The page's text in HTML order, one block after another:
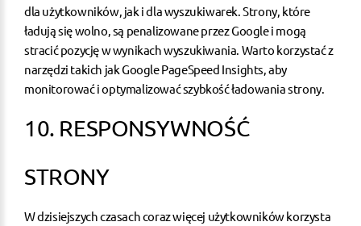
dla użytkowników, jak i dla wyszukiwarek. Strony, które
ładują się wolno, są penalizowane przez Google i mogą
stracić pozycję w wynikach wyszukiwania. Warto korzystać z
narzędzi takich jakGoogle PageSpeed Insights , aby
monitorować i optymalizować szybkość ładowania strony.
10. RESPONSYWNOŚĆ
STRONY
W dzisiejszych czasach coraz więcej użytkowników korzysta